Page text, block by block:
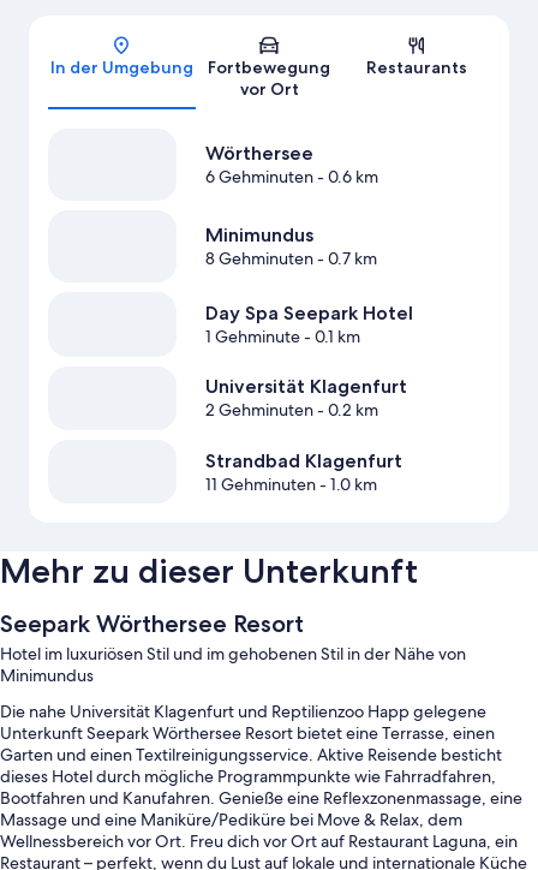
In der Umgebung
Fortbewegung
vor Ort
Restaurants
Wörthersee
6 Gehminuten- 0.6 km
Minimundus
8 Gehminuten- 0.7 km
Day Spa Seepark Hotel
1 Gehminute- 0.1 km
Universität Klagenfurt
2 Gehminuten- 0.2 km
Strandbad Klagenfurt
11 Gehminuten- 1.0 km
Mehr zu dieser Unterkunft
Seepark Wörthersee Resort
Hotel im luxuriösen Stil und im gehobenen Stil in der Nähe von
Minimundus
Die nahe Universität Klagenfurt und Reptilienzoo Happ gelegene
Unterkunft Seepark Wörthersee Resort bietet eine Terrasse, einen
Garten und einen Textilreinigungsservice. Aktive Reisende besticht
dieses Hotel durch mögliche Programmpunkte wie Fahrradfahren,
Bootfahren und Kanufahren. Genieße eine Reflexzonenmassage, eine
Massage und eine Maniküre/Pediküre bei Move & Relax, dem
Wellnessbereich vor Ort. Freu dich vor Ort auf Restaurant Laguna, ein
Restaurant – perfekt, wenn du Lust auf lokale und internationale Küche